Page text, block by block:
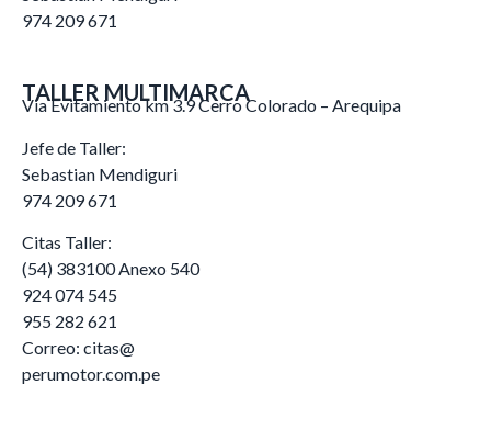
974 209 671
TALLER MULTIMARCA
Via Evitamiento km 3.9 Cerro Colorado – Arequipa
Jefe de Taller:
Sebastian Mendiguri
974 209 671
Citas Taller:
(54) 383100 Anexo 540
924 074 545
955 282 621
Correo: citas@
perumotor.com.pe